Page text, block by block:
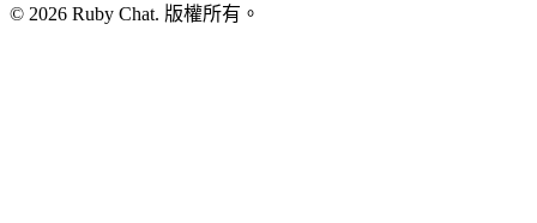
© 2026 Ruby Chat. 版權所有。